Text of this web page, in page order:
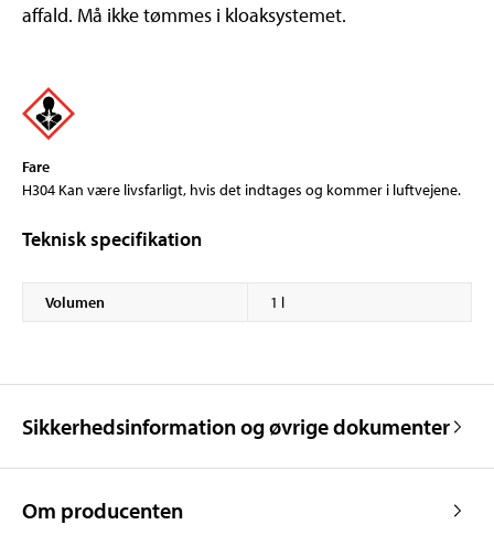
affald. Må ikke tømmes i kloaksystemet.
Fare
H304 Kan være livsfarligt, hvis det indtages og kommer i luftvejene.
Teknisk specifikation
Volumen 1 l
Sikkerhedsinformation og øvrige dokumenter
Om producenten